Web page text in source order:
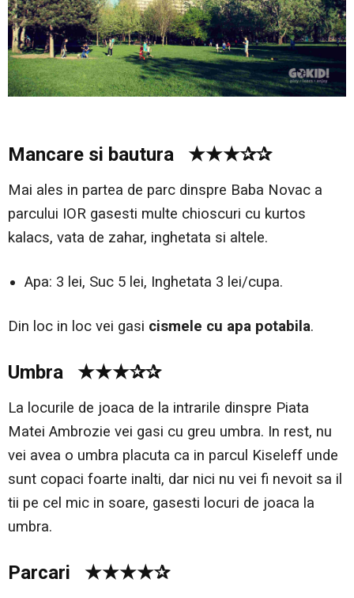
Mancare si bautura ★★★✰✰
Mai ales in partea de parc dinspre Baba Novac a
parcului IOR gasesti multe chioscuri cu kurtos
kalacs, vata de zahar, inghetata si altele.
Apa: 3 lei, Suc 5 lei, Inghetata 3 lei/cupa.
Din loc in loc vei gasi cismele cu apa potabila.
Umbra ★★★✰✰
La locurile de joaca de la intrarile dinspre Piata
Matei Ambrozie vei gasi cu greu umbra. In rest, nu
vei avea o umbra placuta ca in parcul Kiseleff unde
sunt copaci foarte inalti, dar nici nu vei fi nevoit sa il
tii pe cel mic in soare, gasesti locuri de joaca la
umbra.
Parcari ★★★★✰